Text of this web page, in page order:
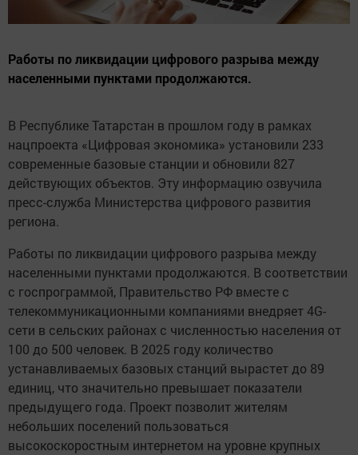
Работы по ликвидации цифрового разрыва между
населенными пунктами продолжаются.
В Республике Татарстан в прошлом году в рамках
нацпроекта «Цифровая экономика» установили 233
современные базовые станции и обновили 827
действующих объектов. Эту информацию озвучила
пресс-служба Министерства цифрового развития
региона.
Работы по ликвидации цифрового разрыва между
населенными пунктами продолжаются. В соответствии
с госпрограммой, Правительство РФ вместе с
телекоммуникационными компаниями внедряет 4G-
сети в сельских районах с численностью населения от
100 до 500 человек. В 2025 году количество
устанавливаемых базовых станций вырастет до 89
единиц, что значительно превышает показатели
предыдущего года. Проект позволит жителям
небольших поселений пользоваться
высокоскоростным интернетом на уровне крупных